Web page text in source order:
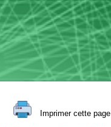
Imprimer cette page